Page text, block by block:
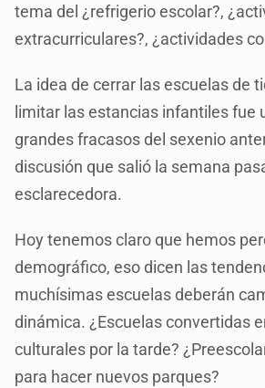
tema del ¿refrigerio escolar?,
extracurriculares?, ¿actividades
La idea de cerrar las escuelas de
limitar las estancias infantiles fue
grandes fracasos del sexenio
discusión que salió la semana
esclarecedora.
Hoy tenemos claro que hemos
demográfico, eso dicen las
muchísimas escuelas deberán
dinámica. ¿Escuelas convertidas
culturales por la tarde?
para hacer nuevos parques?